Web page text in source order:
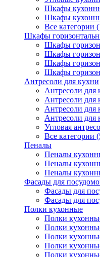
Шкафы
Шкафы
Все категории
Шкафы
Шкафы
Шкафы
Шкафы
Шкафы
Антресоли для кухни
Антресоли для
Антресоли для
Антресоли для
Антресоли для
Угловая
Все категории
Пеналы
Пеналы
Пеналы
Пеналы
Фасады для
Фасады для
Фасады для
Полки кухонные
Полки
Полки
Полки
Полки
Полки